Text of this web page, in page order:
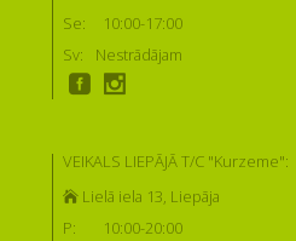
Se:
10:00-17:00
Sv:
Nestrādājam
VEIKALS LIEPĀJĀ T/C "Kurzeme":
Lielā iela 13, Liepāja
P:
10:00-20:00